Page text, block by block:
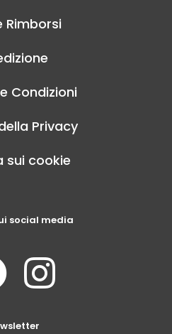
Rimborsi
Condizioni
Privacy
sui cookie
social media